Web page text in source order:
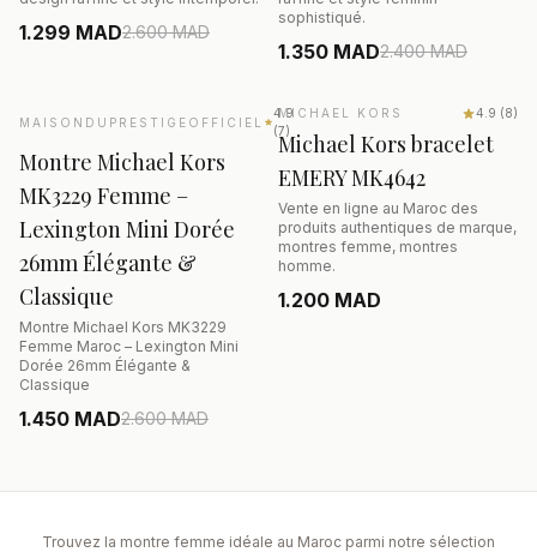
1.299 MAD2.600MAD
sophistiqué.
1.350 MAD2.400MAD
MAISONDUPRESTIGEOFFICIEL
4.9
(7)
Montre Michael Kors
MK3229 Femme –
Lexington Mini Dorée
26mm Élégante &
Classique
Montre Michael Kors MK3229
Femme Maroc – Lexington Mini
Dorée 26mm Élégante &
Classique
1.450 MAD2.600MAD
AJOUTER AU PANIER
MICHAEL KORS 4.9 (8)
Michael Kors bracelet
EMERY MK4642
Vente en ligne au Maroc des
produits authentiques de marque,
montres femme, montres
homme.
1.200 MAD
Trouvez la montre femme idéale au Maroc parmi notre sélection